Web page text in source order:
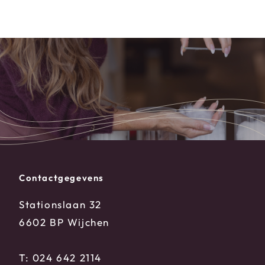
Contactgegevens
Stationslaan 32
6602 BP Wijchen
T: 024 642 2114